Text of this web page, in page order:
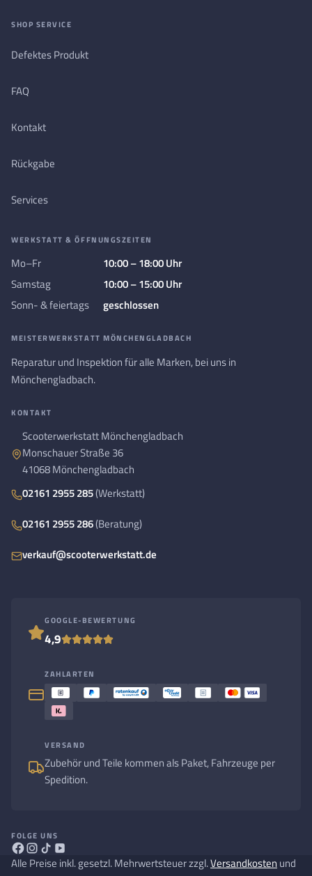
SHOP SERVICE
Defektes Produkt
FAQ
Kontakt
Rückgabe
Services
WERKSTATT & ÖFFNUNGSZEITEN
Mo–Fr
10:00 – 18:00 Uhr
Samstag
10:00 – 15:00 Uhr
Sonn- & feiertags
geschlossen
MEISTERWERKSTATT MÖNCHENGLADBACH
Reparatur und Inspektion für alle Marken, bei uns in
Mönchengladbach.
KONTAKT
Scooterwerkstatt Mönchengladbach
Monschauer Straße 36
41068 Mönchengladbach
02161 2955 285(Werkstatt)
02161 2955 286(Beratung)
verkauf@scooterwerkstatt.de
GOOGLE-BEWERTUNG
4,9
ZAHLARTEN
VERSAND
Zubehör und Teile kommen als Paket, Fahrzeuge per
Spedition.
FOLGE UNS
Alle Preise inkl. gesetzl. Mehrwertsteuer zzgl.Versandkosten und